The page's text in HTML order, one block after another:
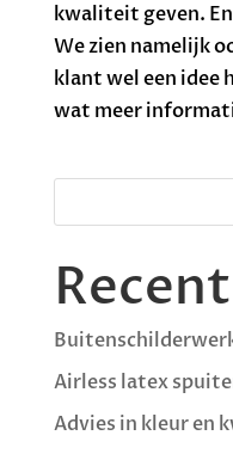
kwaliteit geven.
We zien namelijk
klant wel een idee
wat meer
Airless latex
Advies in kleur en